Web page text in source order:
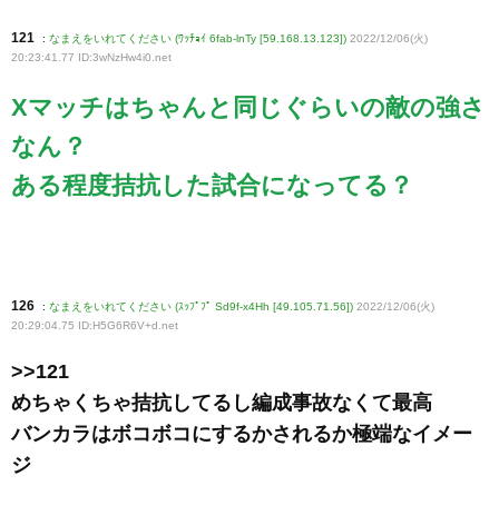
121 : なまえをいれてください (ﾜｯﾁｮｲ 6fab-lnTy [59.168.13.123]) 2022/12/06(火)
20:23:41.77 ID:3wNzHw4i0 .net
Xマッチはちゃんと同じぐらいの敵の強さ
なん？
ある程度拮抗した試合になってる？
126 : なまえをいれてください (ｽｯﾌﾟﾌﾟ Sd9f-x4Hh [49.105.71.56]) 2022/12/06(火)
20:29:04.75 ID:H5G6R6V+d .net
>>121
めちゃくちゃ拮抗してるし編成事故なくて最高
バンカラはボコボコにするかされるか極端なイメー
ジ